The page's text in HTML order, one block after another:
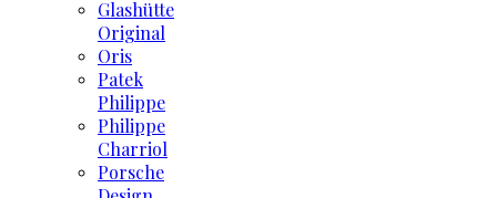
Glashütte
Original
Oris
Patek
Philippe
Philippe
Charriol
Porsche